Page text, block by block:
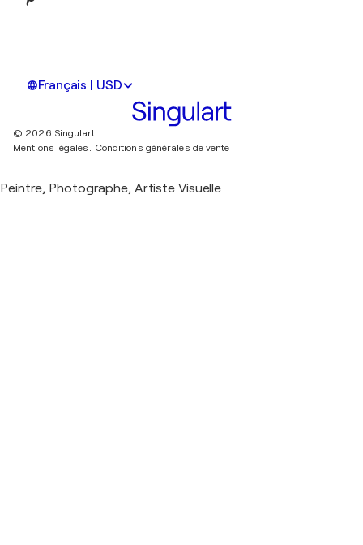
Français | USD
© 2026 Singulart
Mentions légales. Conditions générales de vente
Peintre, Photographe, Artiste Visuelle